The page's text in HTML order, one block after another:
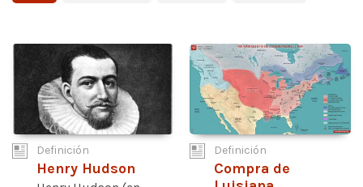
Definición
Henry Hudson
Definición
Compra de